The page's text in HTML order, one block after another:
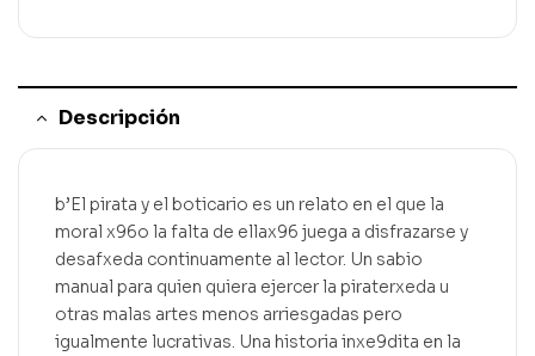
Descripción
b’El pirata y el boticario es un relato en el que la
moral x96o la falta de ellax96 juega a disfrazarse y
desafxeda continuamente al lector. Un sabio
manual para quien quiera ejercer la piraterxeda u
otras malas artes menos arriesgadas pero
igualmente lucrativas. Una historia inxe9dita en la